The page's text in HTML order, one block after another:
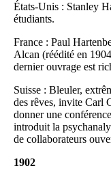
États-Unis : Stanley
étudiants.
France : Paul
Alcan (réédité en
dernier ouvrage est
Suisse : Bleuler,
des rêves, invite Carl
donner une
introduit la
de collaborateurs
1902